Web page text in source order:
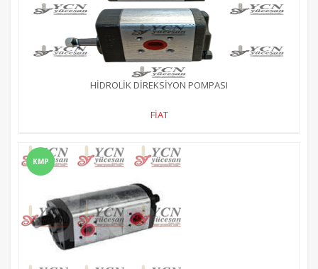
HİDROLİK DİREKSİYON POMPASI
FİAT
KMP